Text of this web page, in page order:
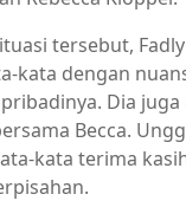
tersebut, Fadly
kata dengan
Dia
Becca.
kata terima